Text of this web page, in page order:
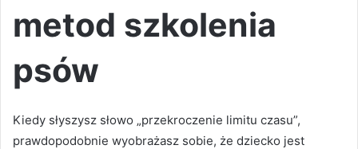
metod szkolenia
psów
Kiedy słyszysz słowo „przekroczenie limitu czasu”,
prawdopodobnie wyobrażasz sobie, że dziecko jest